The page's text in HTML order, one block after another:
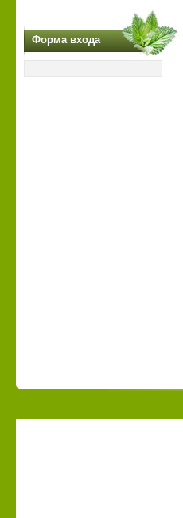
Форма входа